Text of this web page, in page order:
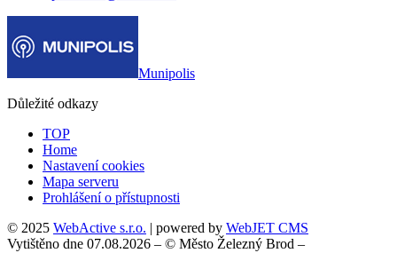
Munipolis
Důležité odkazy
TOP
Home
Nastavení cookies
Mapa serveru
Prohlášení o přístupnosti
© 2025 WebActive s.r.o. | powered by WebJET CMS
Vytištěno dne 07.08.2026 – © Město Železný Brod –